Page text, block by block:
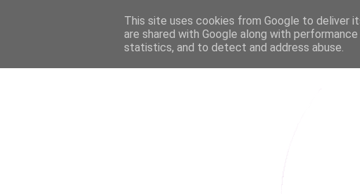
This site uses cookies from Google to deliver
are shared with Google along with
statistics, and to detect and address abuse.